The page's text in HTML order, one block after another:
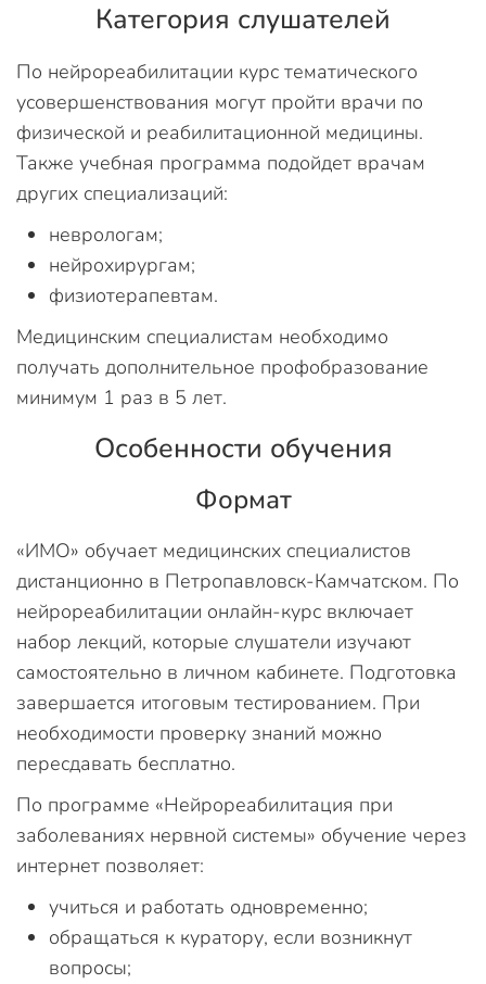
Категория слушателей
По нейрореабилитации курс тематического
усовершенствования могут пройти врачи по
физической и реабилитационной медицины.
Также учебная программа подойдет врачам
других специализаций:
неврологам;
нейрохирургам;
физиотерапевтам.
Медицинским специалистам необходимо
получать дополнительное профобразование
минимум 1 раз в 5 лет.
Особенности обучения
Формат
«ИМО» обучает медицинских специалистов
дистанционно в Петропавловск-Камчатском. По
нейрореабилитации онлайн-курс включает
набор лекций, которые слушатели изучают
самостоятельно в личном кабинете. Подготовка
завершается итоговым тестированием. При
необходимости проверку знаний можно
пересдавать бесплатно.
По программе «Нейрореабилитация при
заболеваниях нервной системы» обучение через
интернет позволяет:
учиться и работать одновременно;
обращаться к куратору, если возникнут
вопросы;